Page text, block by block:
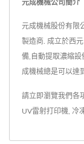
元成機械公司簡介
元成機械股份有限
製造商. 成立於西
備,自動提取濃縮設
成機械總是可以達
請立即瀏覽我們各
UV雷射打印機 冷